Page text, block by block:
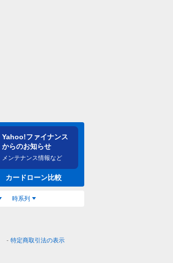
Yahoo!ファイナンス
からのお知らせ
メンテナンス情報など
カードローン比較
時系列
特定商取引法の表示